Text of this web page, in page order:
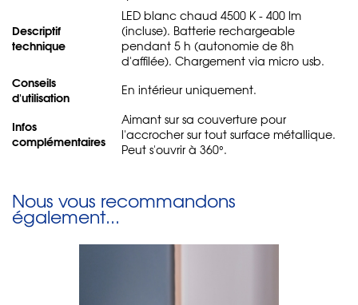
Descriptif
technique
LED blanc chaud 4500 K - 400 lm
(incluse). Batterie rechargeable
pendant 5 h (autonomie de 8h
d'affilée). Chargement via micro usb.
Conseils
d'utilisation
En intérieur uniquement.
Infos
complémentaires
Aimant sur sa couverture pour
l'accrocher sur tout surface métallique.
Peut s'ouvrir à 360°.
Nous vous recommandons
également...